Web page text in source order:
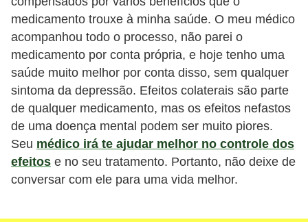
medicamento trouxe à minha saúde. O meu médico
acompanhou todo o processo, não parei o
medicamento por conta própria, e hoje tenho uma
saúde muito melhor por conta disso, sem qualquer
sintoma da depressão. Efeitos colaterais são parte
de qualquer medicamento, mas os efeitos nefastos
de uma doença mental podem ser muito piores.
Seu médico irá te ajudar melhor no controle dos
efeitos e no seu tratamento. Portanto, não deixe de
conversar com ele para uma vida melhor.